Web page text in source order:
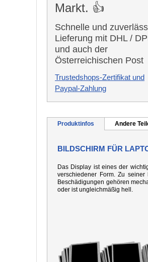
Markt. 👍
Schnelle und
Lieferung mit DHL /
und auch der
Österreichischen Post
Trustedshops-Zertifikat und
Paypal-Zahlung
Produktinfos Andere
BILDSCHIRM FÜR
Das Display ist eines der
verschiedener Form. Zu
Beschädigungen gehören
oder ist ungleichmäßig hell.